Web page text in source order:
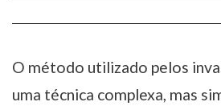
O método utilizado pelos
uma técnica complexa, mas